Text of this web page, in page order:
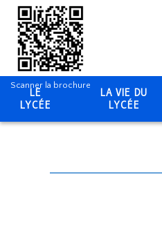
Scanner la brochure
LE
LYCÉE
LA VIE DU
LYCÉE